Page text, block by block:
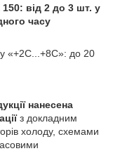
від 2 до 3 шт. у
часу
«+2С...+8С»: до 20
нанесена
з докладним
холоду, схемами